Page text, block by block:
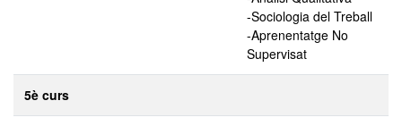
-Sociologia del Treball
-Aprenentatge No
Supervisat
5è curs